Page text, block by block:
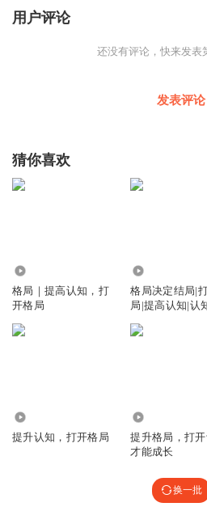
用户评论
还没有评论，快来发表
发表评论
猜你喜欢
格局｜提高认知，打
开格局
格局决定结局|
局|提高认知|认
提升认知，打开格局
提升格局，打
才能成长
换一批